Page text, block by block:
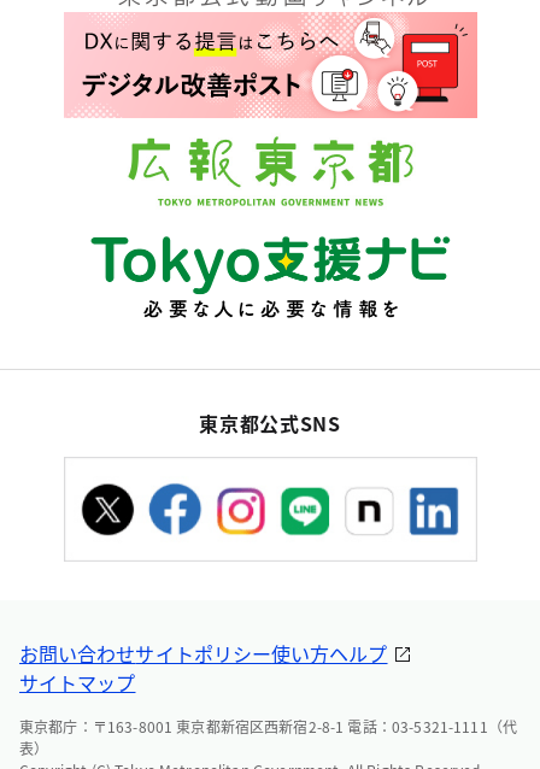
東京都公式SNS
お問い合わせサイトポリシー使い方ヘルプ
サイトマップ
東京都庁：〒163-8001 東京都新宿区西新宿2-8-1 電話：03-5321-1111（代
表）